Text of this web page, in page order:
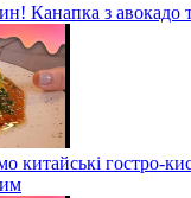
Канапка з авокадо
китайські гостро-